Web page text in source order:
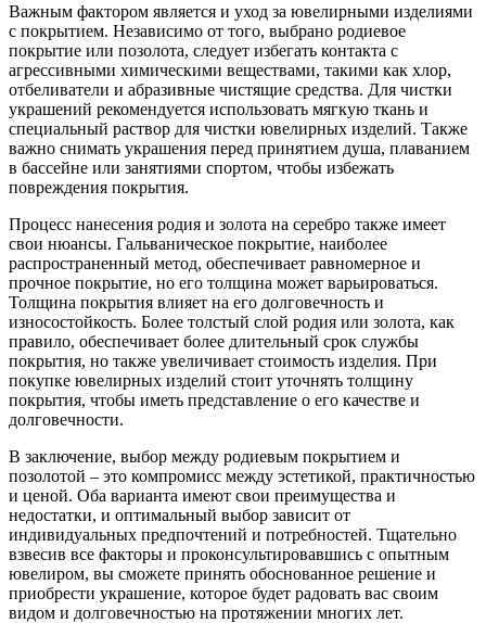
Важным фактором является и уход за ювелирными изделиями
с покрытием. Независимо от того, выбрано родиевое
покрытие или позолота, следует избегать контакта с
агрессивными химическими веществами, такими как хлор,
отбеливатели и абразивные чистящие средства. Для чистки
украшений рекомендуется использовать мягкую ткань и
специальный раствор для чистки ювелирных изделий. Также
важно снимать украшения перед принятием душа, плаванием
в бассейне или занятиями спортом, чтобы избежать
повреждения покрытия.
Процесс нанесения родия и золота на серебро также имеет
свои нюансы. Гальваническое покрытие, наиболее
распространенный метод, обеспечивает равномерное и
прочное покрытие, но его толщина может варьироваться.
Толщина покрытия влияет на его долговечность и
износостойкость. Более толстый слой родия или золота, как
правило, обеспечивает более длительный срок службы
покрытия, но также увеличивает стоимость изделия. При
покупке ювелирных изделий стоит уточнять толщину
покрытия, чтобы иметь представление о его качестве и
долговечности.
В заключение, выбор между родиевым покрытием и
позолотой – это компромисс между эстетикой, практичностью
и ценой. Оба варианта имеют свои преимущества и
недостатки, и оптимальный выбор зависит от
индивидуальных предпочтений и потребностей. Тщательно
взвесив все факторы и проконсультировавшись с опытным
ювелиром, вы сможете принять обоснованное решение и
приобрести украшение, которое будет радовать вас своим
видом и долговечностью на протяжении многих лет.